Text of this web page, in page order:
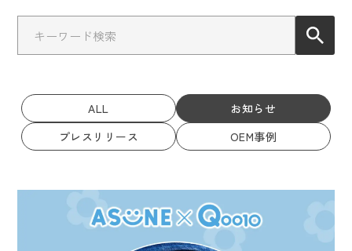
ALL
お知らせ
プレスリリース
OEM事例